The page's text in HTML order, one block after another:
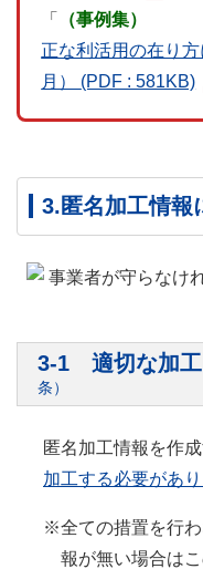
「
（事例集）
正な利活用の在り
月） (PDF : 581KB)
3.匿名加工情報
3-1 適切な加工
条）
匿名加工情報を作
加工する必要があり
全ての措置を行
報が無い場合は